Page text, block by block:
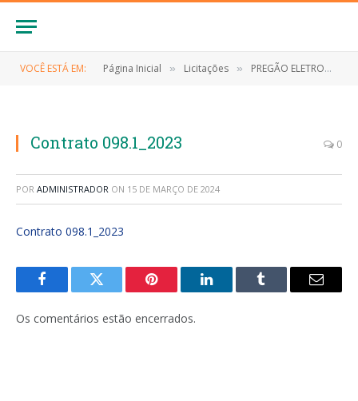
VOCÊ ESTÁ EM: Página Inicial » Licitações » PREGÃO ELETRONICO Nº 005/2023 (FORMAÇÃO DE REGISTRO DE PREÇOS PARA FUTURA E EVENTUAL CONTRATAÇÃO DE EMPRESA PARA PRESTAÇÃO DE SERVIÇOS DE MANUTENÇÃO PREVENTIVA E CORRETIVA COM REPOSIÇÃO DE PEÇAS PARA OS VEÍCULOS PERTENCENTES)
Contrato 098.1_2023 0
POR ADMINISTRADOR ON 15 DE MARÇO DE 2024
Contrato 098.1_2023
FacebookTwitter Pinterest LinkedInTumblr
E-
Os comentários estão encerrados.